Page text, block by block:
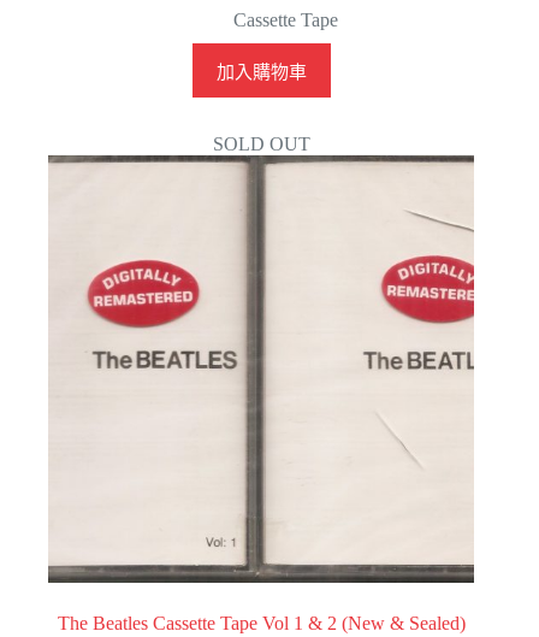
Cassette Tape
加入購物車
SOLD OUT
The Beatles Cassette Tape Vol 1 & 2 (New & Sealed)